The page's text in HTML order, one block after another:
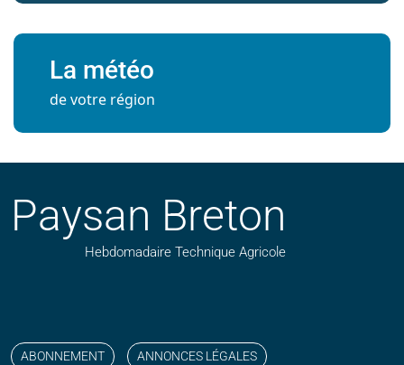
La météo
de votre région
Paysan Breton
Hebdomadaire Technique Agricole
ABONNEMENT ANNONCES LÉGALES